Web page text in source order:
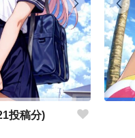
投稿分)